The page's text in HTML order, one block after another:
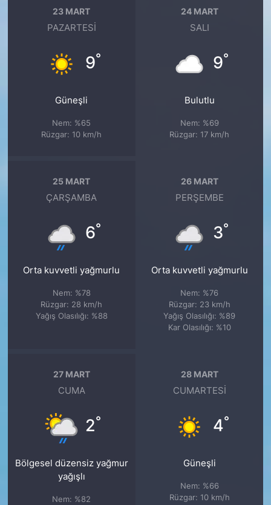
23 MART
PAZARTESI
9°
Güneşli
Nem: %65
Rüzgar: 10 km/h
24 MART
SALI
9°
Bulutlu
Nem: %69
Rüzgar: 17 km/h
25 MART
ÇARŞAMBA
6°
Orta kuvvetli yağmurlu
Nem: %78
Rüzgar: 28 km/h
Yağış Olasılığı: %88
26 MART
PERŞEMBE
3°
Orta kuvvetli yağmurlu
Nem: %76
Rüzgar: 23 km/h
Yağış Olasılığı: %89
Kar Olasılığı: %10
27 MART
CUMA
2°
Bölgesel düzensiz yağmur
yağışlı
Nem: %82
28 MART
CUMARTESI
4°
Güneşli
Nem: %66
Rüzgar: 10 km/h